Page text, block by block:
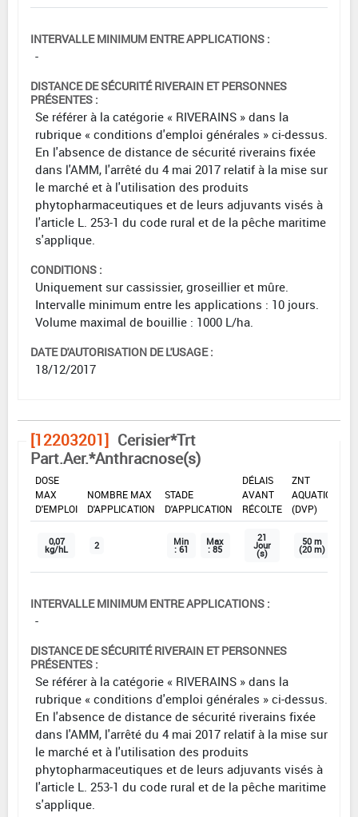
INTERVALLE MINIMUM ENTRE APPLICATIONS :
-
DISTANCE DE SÉCURITÉ RIVERAIN ET PERSONNES
PRÉSENTES :
Se référer à la catégorie « RIVERAINS » dans la
rubrique « conditions d'emploi générales » ci-dessus.
En l'absence de distance de sécurité riverains fixée
dans l'AMM, l'arrêté du 4 mai 2017 relatif à la mise sur
le marché et à l'utilisation des produits
phytopharmaceutiques et de leurs adjuvants visés à
l'article L. 253-1 du code rural et de la pêche maritime
s'applique.
CONDITIONS :
Uniquement sur cassissier, groseillier et mûre.
Intervalle minimum entre les applications : 10 jours.
Volume maximal de bouillie : 1000 L/ha.
DATE D'AUTORISATION DE L'USAGE :
18/12/2017
[12203201] Cerisier*Trt
Part.Aer.*Anthracnose(s)
DOSE
MAX
D'EMPLOI
NOMBRE MAX
D'APPLICATION
STADE
D'APPLICATION
DÉLAIS
AVANT
RÉCOLTE
ZNT
AQUATIQUE
(DVP)
0,07
kg/hL 2 Min
: 61
Max
: 85
21
Jour
(s)
50 m
(20 m)
INTERVALLE MINIMUM ENTRE APPLICATIONS :
-
DISTANCE DE SÉCURITÉ RIVERAIN ET PERSONNES
PRÉSENTES :
Se référer à la catégorie « RIVERAINS » dans la
rubrique « conditions d'emploi générales » ci-dessus.
En l'absence de distance de sécurité riverains fixée
dans l'AMM, l'arrêté du 4 mai 2017 relatif à la mise sur
le marché et à l'utilisation des produits
phytopharmaceutiques et de leurs adjuvants visés à
l'article L. 253-1 du code rural et de la pêche maritime
s'applique.